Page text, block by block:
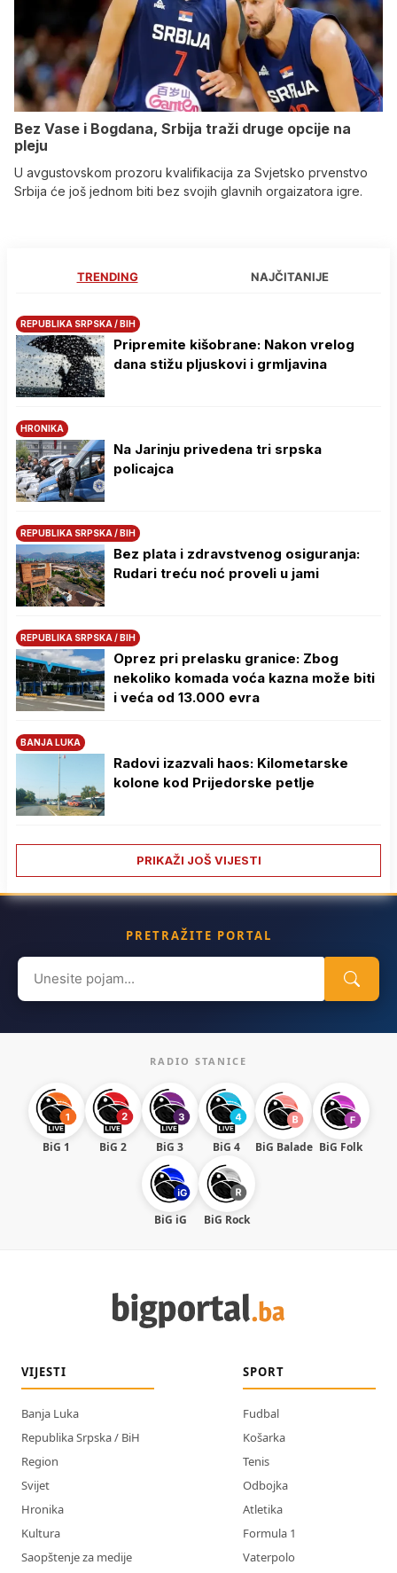
Bez Vase i Bogdana, Srbija traži druge opcije na
pleju
U avgustovskom prozoru kvalifikacija za Svjetsko prvenstvo
Srbija će još jednom biti bez svojih glavnih orgaizatora igre.
TRENDING NAJČITANIJE
REPUBLIKA SRPSKA / BIH
Pripremite kišobrane: Nakon vrelog
dana stižu pljuskovi i grmljavina
HRONIKA
Na Јarinju privedena tri srpska
policajca
REPUBLIKA SRPSKA / BIH
Bez plata i zdravstvenog osiguranja:
Rudari treću noć proveli u jami
REPUBLIKA SRPSKA / BIH
Oprez pri prelasku granice: Zbog
nekoliko komada voća kazna može biti
i veća od 13.000 evra
BANJA LUKA
Radovi izazvali haos: Kilometarske
kolone kod Prijedorske petlje
PRIKAŽI JOŠ VIJESTI
PRETRAŽITE PORTAL
Search
for:
RADIO STANICE
BiG 1 BiG 2 BiG 3 BiG 4 BiG Balade BiG Folk
BiG iG BiG Rock
VIJESTI
Banja Luka
Republika Srpska / BiH
Region
Svijet
Hronika
Kultura
Saopštenje za medije
SPORT
Fudbal
Košarka
Tenis
Odbojka
Atletika
Formula 1
Vaterpolo